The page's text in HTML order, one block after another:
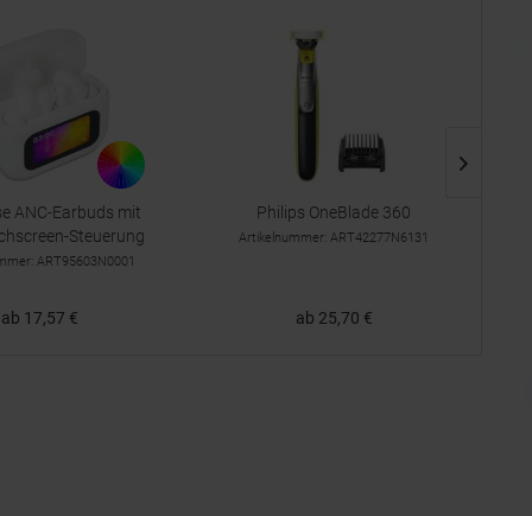
ANC-Earbuds mit
Steuerung
ART95603N0001
ab 17,57 €
Philips OneBlade 360
Artikelnummer: ART42277N6131
ab 25,70 €